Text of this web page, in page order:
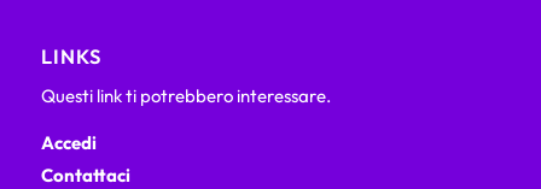
LINKS
Questi link ti potrebbero interessare.
Accedi
Contattaci